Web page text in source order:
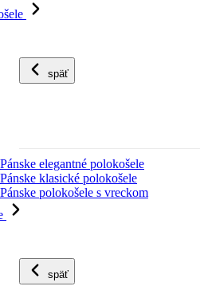
späť
Pánske elegantné polokošele
Pánske klasické polokošele
Pánske polokošele s vreckom
späť